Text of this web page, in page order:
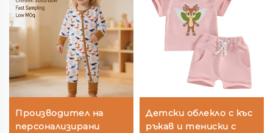
Производител на
персонализирани
Детски облекло с къс
ръкав и тениски с